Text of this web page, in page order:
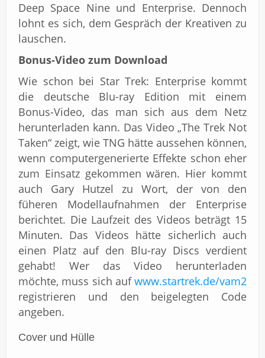
Deep Space Nine und Enterprise. Dennoch
lohnt es sich, dem Gespräch der Kreativen zu
lauschen.
Bonus-Video zum Download
Wie schon bei Star Trek: Enterprise kommt
die deutsche Blu-ray Edition mit einem
Bonus-Video, das man sich aus dem Netz
herunterladen kann. Das Video „The Trek Not
Taken“ zeigt, wie TNG hätte aussehen können,
wenn computergenerierte Effekte schon eher
zum Einsatz gekommen wären. Hier kommt
auch Gary Hutzel zu Wort, der von den
füheren Modellaufnahmen der Enterprise
berichtet. Die Laufzeit des Videos beträgt 15
Minuten. Das Videos hätte sicherlich auch
einen Platz auf den Blu-ray Discs verdient
gehabt! Wer das Video herunterladen
möchte, muss sich aufwww.startrek.de/vam2
registrieren und den beigelegten Code
angeben.
Cover und Hülle